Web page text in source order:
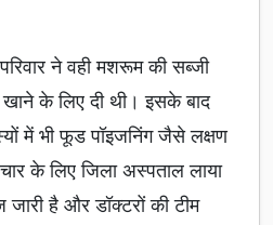
ने वही मशरूम की सब्जी
खाने के लिए दी थी। इसके बाद
में भी फूड पॉइजनिंग जैसे लक्षण
के लिए जिला अस्पताल लाया
जारी है और डॉक्टरों की टीम